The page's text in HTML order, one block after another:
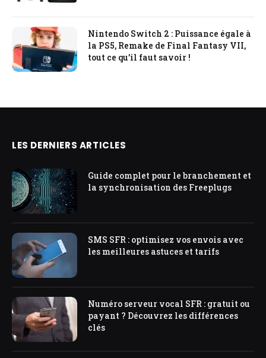
Nintendo Switch 2 : Puissance égale à
la PS5, Remake de Final Fantasy VII,
tout ce qu’il faut savoir !
LES DERNIERS ARTICLES
Guide complet pour le branchement et
la synchronisation des Freeplugs
SMS SFR : optimisez vos envois avec
les meilleures astuces et tarifs
Numéro serveur vocal SFR : gratuit ou
payant ? Découvrez les différences
clés